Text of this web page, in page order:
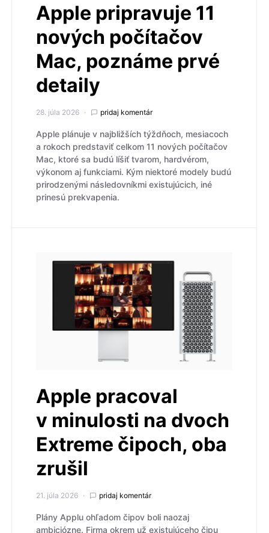
Apple pripravuje 11
nových počítačov
Mac, poznáme prvé
detaily
28. júla 2026 pridaj komentár
Apple plánuje v najbližších týždňoch, mesiacoch
a rokoch predstaviť celkom 11 nových počítačov
Mac, ktoré sa budú líšiť tvarom, hardvérom,
výkonom aj funkciami. Kým niektoré modely budú
prirodzenými následovníkmi existujúcich, iné
prinesú prekvapenia.
Apple pracoval
v minulosti na dvoch
Extreme čipoch, oba
zrušil
21. júla 2026 pridaj komentár
Plány Applu ohľadom čipov boli naozaj
ambiciózne. Firma okrem už existujúceho čipu